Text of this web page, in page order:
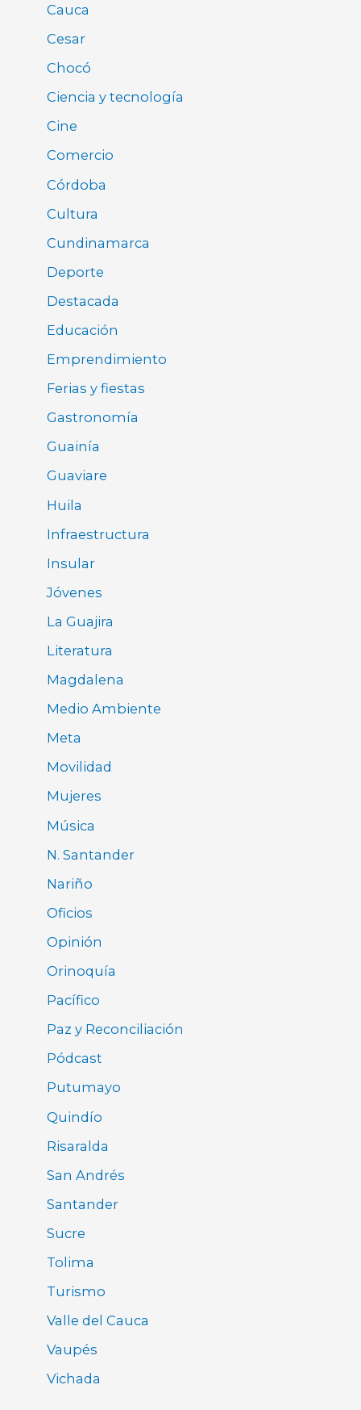
Cauca
Cesar
Chocó
Ciencia y tecnología
Cine
Comercio
Córdoba
Cultura
Cundinamarca
Deporte
Destacada
Educación
Emprendimiento
Ferias y fiestas
Gastronomía
Guainía
Guaviare
Huila
Infraestructura
Insular
Jóvenes
La Guajira
Literatura
Magdalena
Medio Ambiente
Meta
Movilidad
Mujeres
Música
N. Santander
Nariño
Oficios
Opinión
Orinoquía
Pacífico
Paz y Reconciliación
Pódcast
Putumayo
Quindío
Risaralda
San Andrés
Santander
Sucre
Tolima
Turismo
Valle del Cauca
Vaupés
Vichada